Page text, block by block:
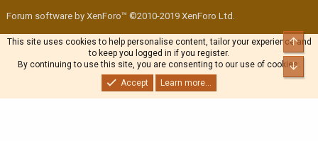
Forum software by XenForo™ ©2010-2019 XenForo Ltd.
This site uses cookies to help personalise content, tailor your experience and
to keep you logged in if you register.
By continuing to use this site, you are consenting to our use of cookies.
Accept
Learn more...
Top